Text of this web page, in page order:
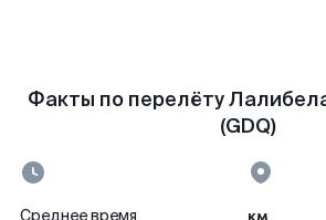
Факты по перелёту
(GDQ)
Среднее время
км